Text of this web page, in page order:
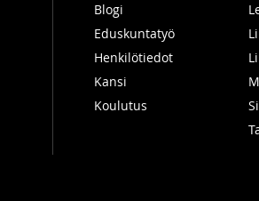
Blogi
Eduskuntatyö
Henkilötiedot
Kansi
Koulutus